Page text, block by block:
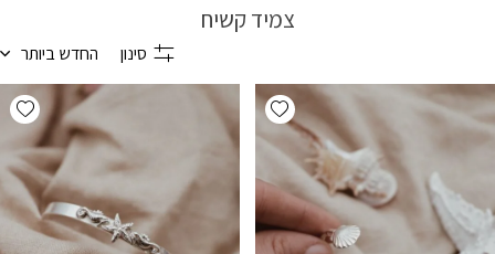
צמיד קשיח
סינון החדש ביותר
Add wishlist